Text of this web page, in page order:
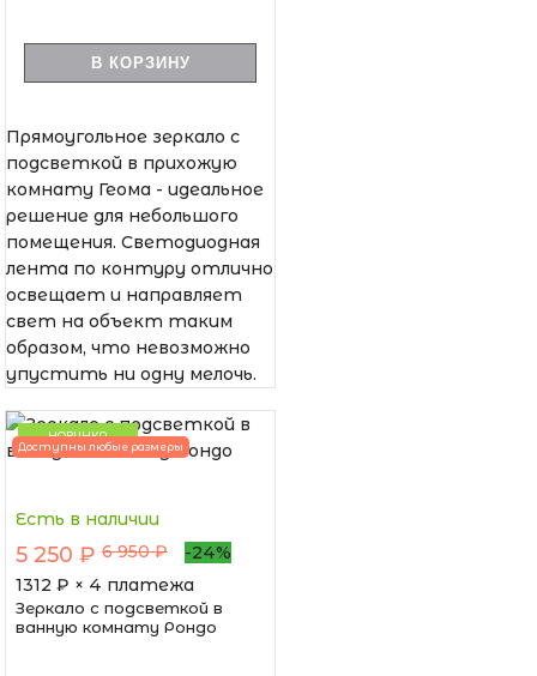
В КОРЗИНУ
Прямоугольное зеркало с
подсветкой в прихожую
комнату Геома - идеальное
решение для небольшого
помещения. Светодиодная
лента по контуру отлично
освещает и направляет
свет на объект таким
образом, что невозможно
упустить ни одну мелочь.
НОВИНКА
Доступны любые размеры
Есть в наличии
5 250 ₽ 6 950 ₽
-24%
1312 ₽ × 4 платежа
Зеркало с подсветкой в
ванную комнату Рондо